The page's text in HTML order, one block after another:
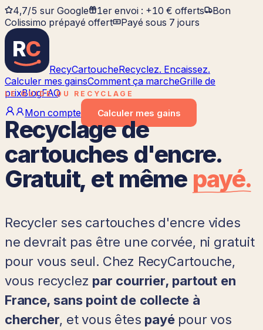
4,7/5 sur Google 1er envoi : +10 € offerts
Bon
Colissimo prépayé offert
Payé sous 7 jours
RC
RecyCartoucheRecyclez. Encaissez.
Calculer mes gainsComment ça marcheGrille de
prixBlogFAQ
Mon compte
Calculermes gains
LE GUIDE DU RECYCLAGE
Recyclage de
cartouches d'encre.
Gratuit, et même payé.
Recycler ses cartouches d'encre vides
ne devrait pas être une corvée, ni gratuit
pour vous seul. Chez RecyCartouche,
vous recyclez par courrier, partout en
France, sans point de collecte à
chercher, et vous êtes payépour vos